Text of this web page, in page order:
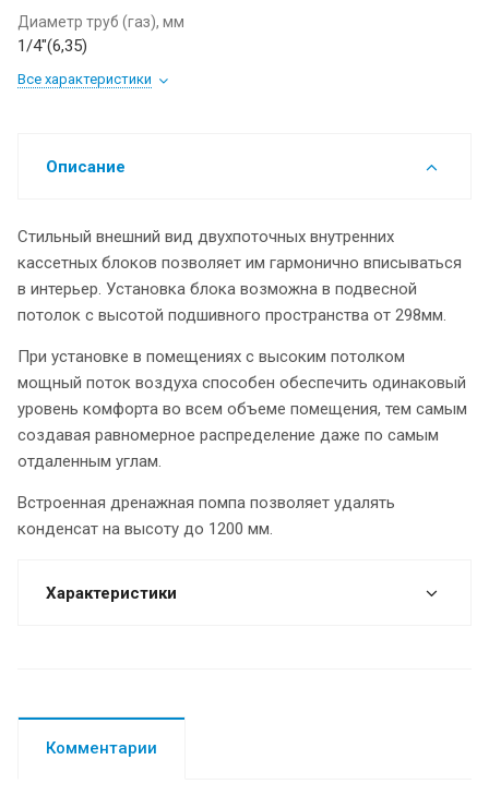
Диаметр труб (газ), мм
1/4"(6,35)
Все характеристики
Описание
Стильный внешний вид двухпоточных внутренних
кассетных блоков позволяет им гармонично вписываться
в интерьер. Установка блока возможна в подвесной
потолок с высотой подшивного пространства от 298мм.
При установке в помещениях с высоким потолком
мощный поток воздуха способен обеспечить одинаковый
уровень комфорта во всем объеме помещения, тем самым
создавая равномерное распределение даже по самым
отдаленным углам.
Встроенная дренажная помпа позволяет удалять
конденсат на высоту до 1200 мм.
Характеристики
Комментарии